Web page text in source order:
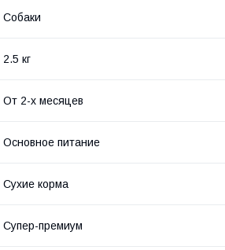
Собаки
2.5 кг
От 2-х месяцев
Основное питание
Сухие корма
Супер-премиум